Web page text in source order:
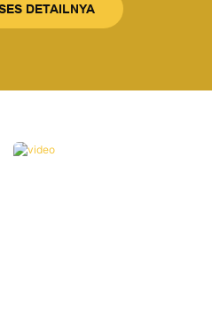
DETAILNYA